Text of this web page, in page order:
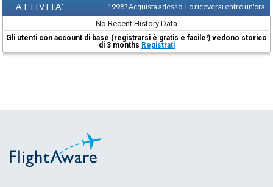
ATTIVITA'
1998?Acquista adesso. Lo riceverai entro un'ora
No Recent History Data
Gli utenti con account di base (registrarsi è gratis e facile!) vedono storico
di 3 months Registrati